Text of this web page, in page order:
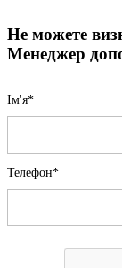
Не можете
Менеджер
Iм'я*
Телефон*